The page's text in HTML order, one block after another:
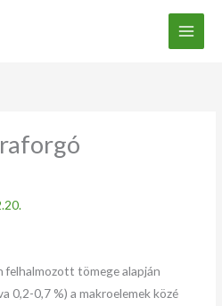
felhalmozott tömege alapján
0,2-0,7 %) a makroelemek közé